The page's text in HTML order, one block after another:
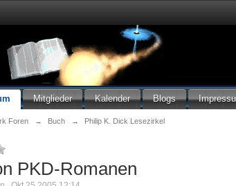
Mitglieder Kalender Blogs
Foren → Buch → Philip K. Dick Lesezirkel
PKD-Romanen